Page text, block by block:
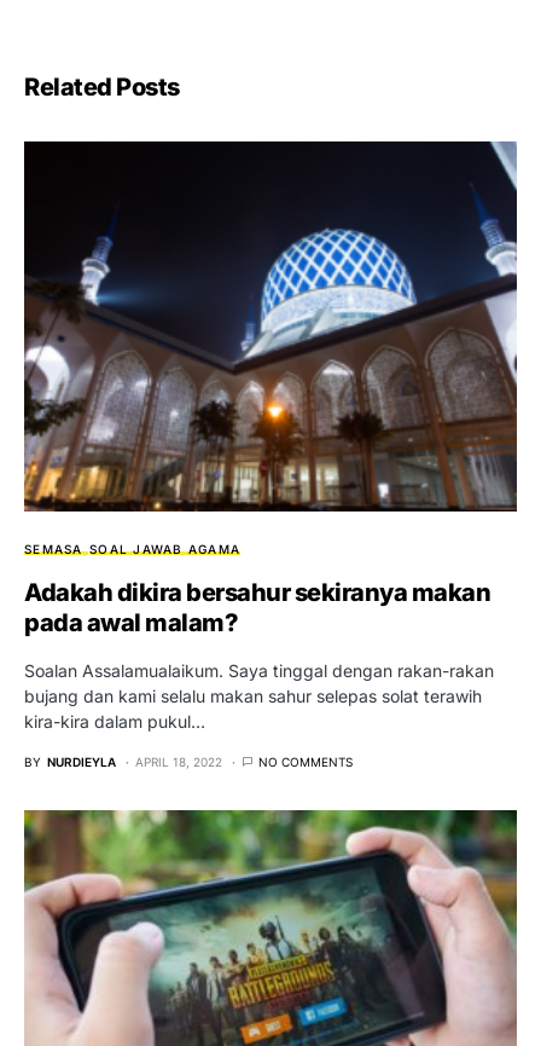
Related Posts
SEMASA SOAL JAWAB AGAMA
Adakah dikira bersahur sekiranya makan
pada awal malam?
Soalan Assalamualaikum. Saya tinggal dengan rakan-rakan
bujang dan kami selalu makan sahur selepas solat terawih
kira-kira dalam pukul…
BY NURDIEYLA APRIL 18, 2022 NO COMMENTS